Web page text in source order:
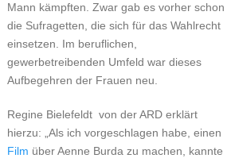
Mann kämpften. Zwar gab es vorher schon
die Sufragetten, die sich für das Wahlrecht
einsetzen. Im beruflichen,
gewerbetreibenden Umfeld war dieses
Aufbegehren der Frauen neu.
Regine Bielefeldt von der ARD erklärt
hierzu: „Als ich vorgeschlagen habe, einen
Film über Aenne Burda zu machen, kannte